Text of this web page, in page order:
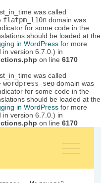
was called
flatpm_l10n domain was
for some code in the
should be loaded at the
in WordPress for more
in version 6.7.0.) in
on line 6170
was called
wordpress-seo domain was
for some code in the
should be loaded at the
in WordPress for more
in version 6.7.0.) in
on line 6170